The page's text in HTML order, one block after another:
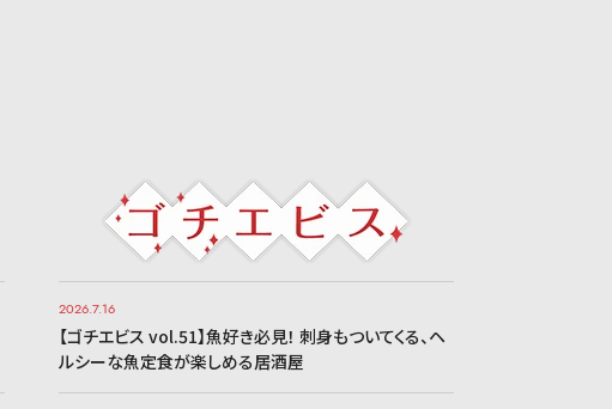
2026.7.16
【ゴチエビス vol.51】魚好き必見！ 刺身もついてくる、ヘ
ルシーな魚定食が楽しめる居酒屋